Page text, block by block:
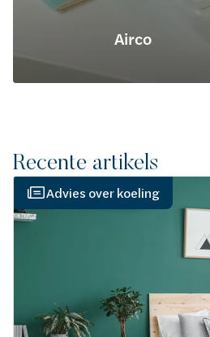
Airco
Recente artikels
Advies over koeling